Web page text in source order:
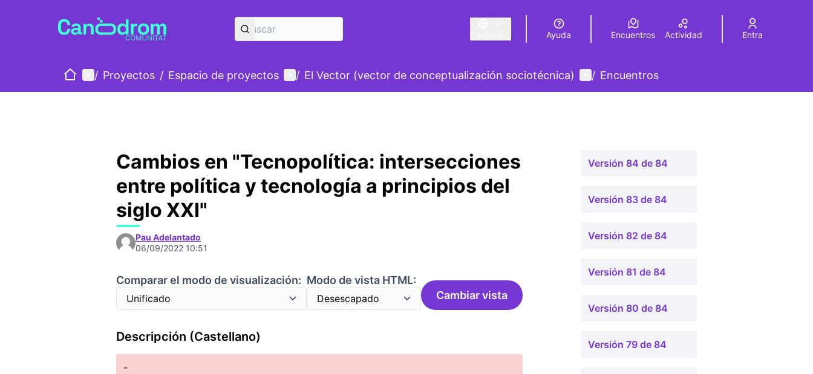
Triar la llengua Elegir el idioma Choose language
Ayuda Encuentros Actividad Entra
InicioMenú principal
/ Proyectos / Espacio de proyectos Menú de usuario
/ El Vector (vector de conceptualización sociotécnica) Menú de usuario
/ Encuentros
Cambios en "Tecnopolítica: intersecciones
entre política y tecnología a principios del
siglo XXI"
Pau Adelantado
06/09/2022 10:51
Comparar el modo de visualización: Modo de vista HTML:
Cambiar vista
Descripción (Castellano)
-
Versión 84 de 84
Versión 83 de 84
Versión 82 de 84
Versión 81 de 84
Versión 80 de 84
Versión 79 de 84